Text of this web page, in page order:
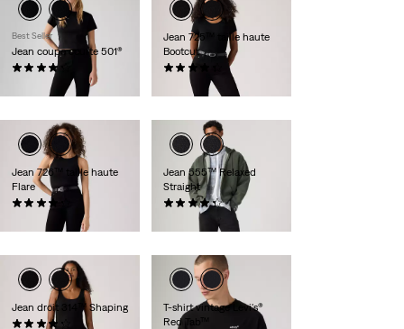
Best Seller
Jean coupe courte 501®
(709)
Jean 725™ taille haute
Bootcut
(1566)
110,00 €
Jean 726™ taille haute
Flare
(978)
110,00 €
Jean 555™ Relaxed
Straight
(377)
110,00 €
Jean droit 314™ Shaping
(1906)
T-shirt vintage Levi's®
Red Tab™